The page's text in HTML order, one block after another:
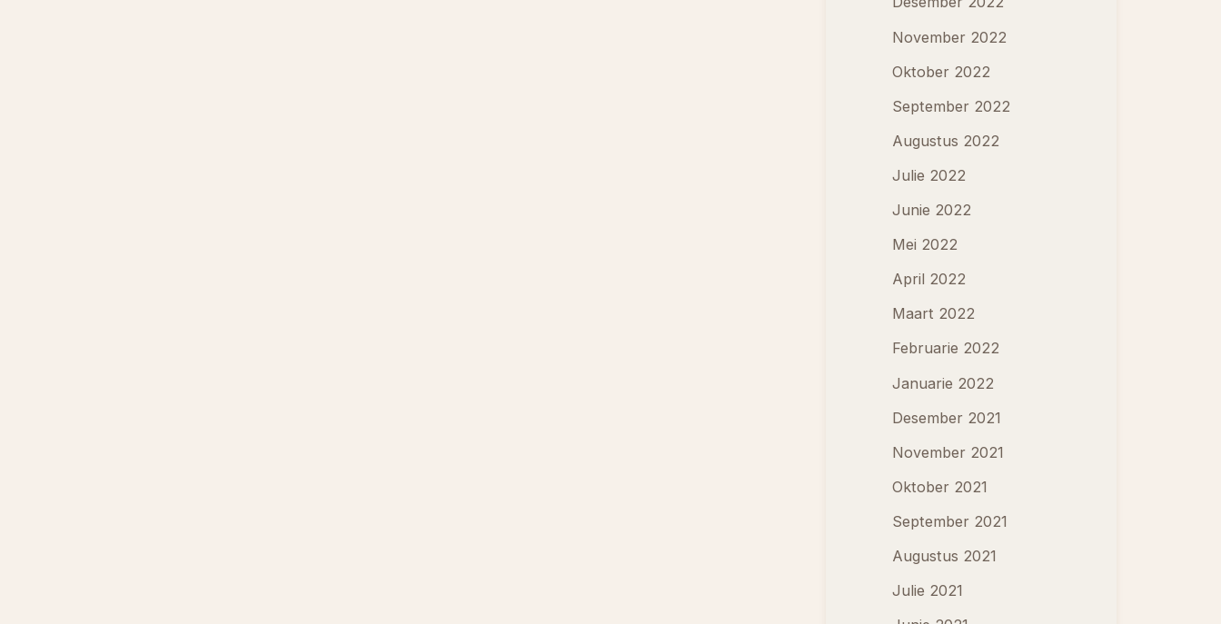
November 2022
Oktober 2022
September 2022
Augustus 2022
Julie 2022
Junie 2022
Mei 2022
April 2022
Maart 2022
Februarie 2022
Januarie 2022
Desember 2021
November 2021
Oktober 2021
September 2021
Augustus 2021
Julie 2021